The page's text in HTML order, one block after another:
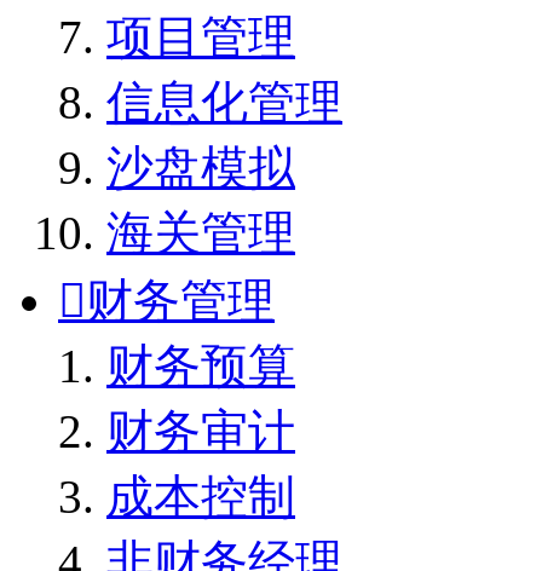
项目管理
信息化管理
沙盘模拟
海关管理
财务管理
财务预算
财务审计
成本控制